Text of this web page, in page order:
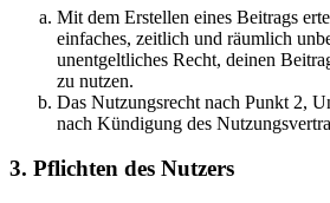
Mit dem Erstellen eines Beitrags
einfaches, zeitlich und räumlich
unentgeltliches Recht, deinen
zu nutzen.
Das Nutzungsrecht nach Punkt 2,
nach Kündigung des
3. Pflichten des Nutzers